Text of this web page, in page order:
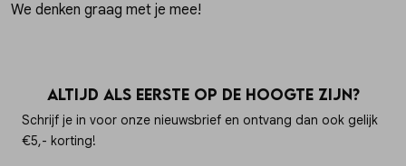
We denken graag met je mee!
Altijd als eerste op de hoogte zijn?
Schrijf je in voor onze nieuwsbrief en ontvang dan ook gelijk
€5,- korting!